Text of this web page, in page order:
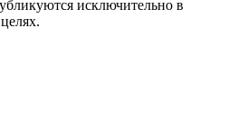
исключительно в